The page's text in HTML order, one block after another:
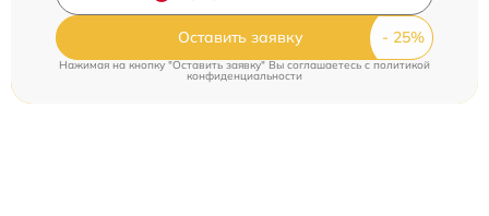
Оставить заявку
Нажимая на кнопку "Оставить заявку" Вы соглашаетесь c политикой
конфиденциальности